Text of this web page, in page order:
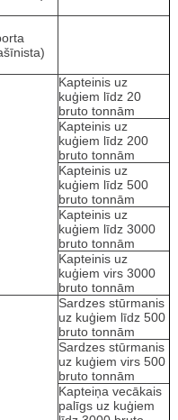
Kapteinis uz
kuģiem līdz 20
bruto tonnām
Kapteinis uz
kuģiem līdz 200
bruto tonnām
Kapteinis uz
kuģiem līdz 500
bruto tonnām
Kapteinis uz
kuģiem līdz 3000
bruto tonnām
Kapteinis uz
kuģiem virs 3000
bruto tonnām
Sardzes stūrmanis
uz kuģiem līdz 500
bruto tonnām
Sardzes stūrmanis
uz kuģiem virs 500
bruto tonnām
Kapteiņa vecākais
palīgs uz kuģiem